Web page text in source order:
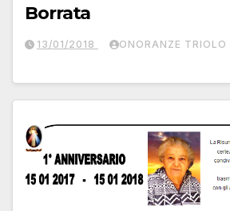
Borrata
13/01/2018 ONORANZE TRIOLO